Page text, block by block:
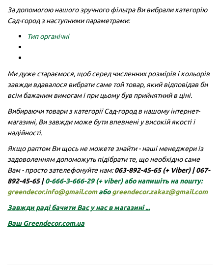
За допомогою нашого зручного фільтра Ви вибрали категорію
Сад-город з наступними параметрами:
Тип органічні
Ми дуже стараємося, щоб серед численних розмірів і кольорів
завжди вдавалося вибрати саме той товар, який відповідав би
всім бажаним вимогам і при цьому був прийнятний в ціні.
Вибираючи товари з категорії Сад-город в нашому інтернет-
магазині, Ви завжди може бути впевнені у високій якості і
надійності.
Якщо раптом Ви щось не можете знайти - наші менеджери із
задоволенням допоможуть підібрати те, що необхідно саме
Вам - просто зателефонуйте нам:063-892-45-65 (+ Viber)|067-
892-45-65 |0-666-3-666-29(+ viber)або напишіть на пошту:
greendecor.info@gmail.comабоgreendecor.zakaz@gmail.com
Завжди раді бачити Вас у нас в магазині ...
ВашGreendecor.com.ua